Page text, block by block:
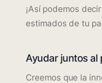
¡Así podemos
estimados de tu
Ayudar juntos al
Creemos que la